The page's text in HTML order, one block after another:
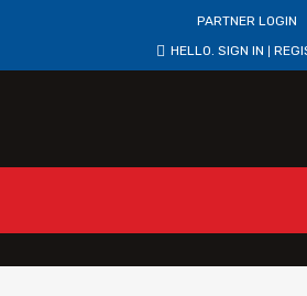
PARTNER LOGIN
HELLO. SIGN IN